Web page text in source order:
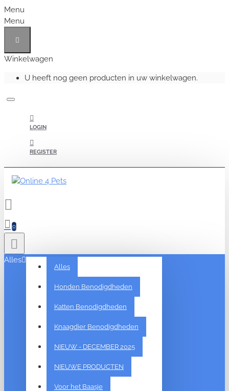
Menu
Menu
Winkelwagen
U heeft nog geen producten in uw winkelwagen.
LOGIN
REGISTER
0
Alles
Alles
Honden Benodigdheden
Katten Benodigdheden
Knaagdier Benodigdheden
NIEUW - DECEMBER 2025
NIEUWE PRODUCTEN
Voor het Baasje